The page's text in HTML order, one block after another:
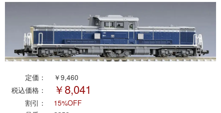
トミーテック
マイクロエース
Bトレインショーティー
定価：
￥9,460
税込価格：
￥8,041
割引：
15%OFF